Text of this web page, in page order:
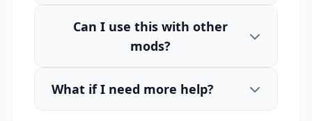
Can I use this with other
mods?
What if I need more help?